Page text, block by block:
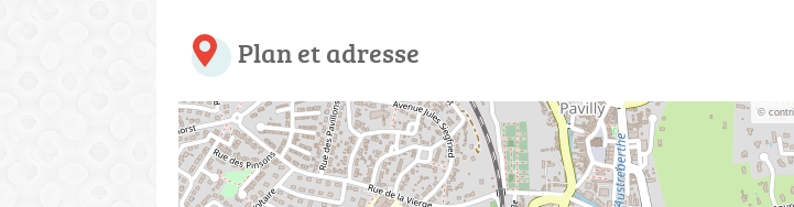
Plan et adresse
©